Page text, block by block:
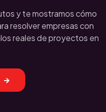
y te mostramos cómo
resolver empresas con
reales de proyectos en